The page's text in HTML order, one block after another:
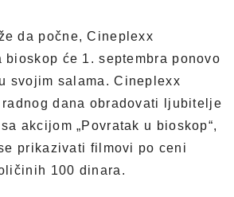
da počne, Cineplexx
bioskop će 1. septembra ponovo
svojim salama. Cineplexx
dana obradovati ljubitelje
akcijom „Povratak u bioskop“,
prikazivati filmovi po ceni
100 dinara.